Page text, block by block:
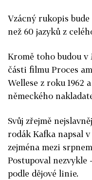
Vzácný rukopis
než 60 jazyků z
Kromě toho budou
části filmu Proces
Wellese z roku 1962
německého
Svůj zřejmě
rodák Kafka napsal
zejména mezi srpnem
Postupoval
podle dějové linie.